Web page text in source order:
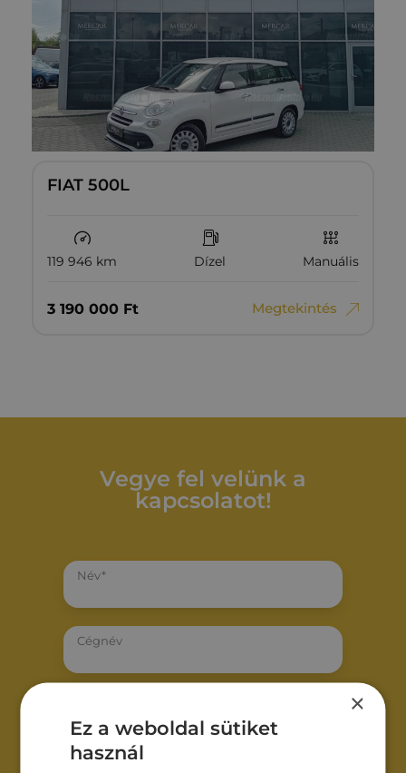
FIAT 500L
119 946 km Dízel Manuális
3‏‏‎ ‎190‏‏‎ ‎000 Ft Megtekintés
Vegye fel velünk a
kapcsolatot!
Név*
Cégnév
×
Ez a weboldal sütiket
használ